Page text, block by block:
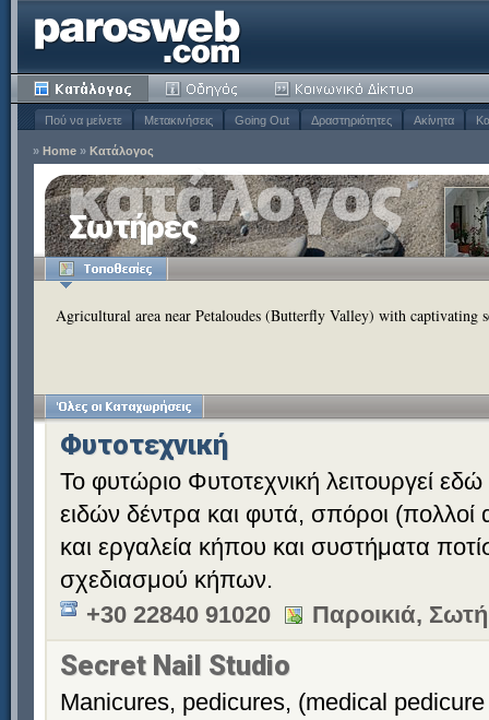
Πού να μείνετε Μετακινήσεις Going Out Δραστηριότητες Ακίνητα
» Home » Κατάλογος
Σωτήρες
Agricultural area near Petaloudes (Butterfly Valley) with captivating
Φυτοτεχνική
Το φυτώριο Φυτοτεχνική λειτουργεί
ειδών δέντρα και φυτά, σπόροι (πολλοί
και εργαλεία κήπου και συστήματα
σχεδιασμού κήπων.
+30 22840 91020
Παροικιά,
Secret Nail Studio
Manicures, pedicures, (medical